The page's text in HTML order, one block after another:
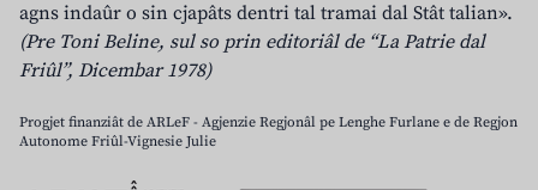
agns indaûr o sin cjapâts dentri tal tramai dal Stât talian».
(Pre Toni Beline, sul so prin editoriâl de “La Patrie dal
Friûl”, Dicembar 1978)
Progjet finanziât de ARLeF - Agjenzie Regjonâl pe Lenghe Furlane e de Regjon
Autonome Friûl-Vignesie Julie